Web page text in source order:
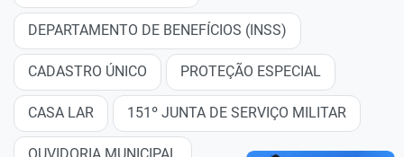
DEPARTAMENTO DE BENEFÍCIOS (INSS)
CADASTRO ÚNICO PROTEÇÃO ESPECIAL
CASA LAR 151º JUNTA DE SERVIÇO MILITAR